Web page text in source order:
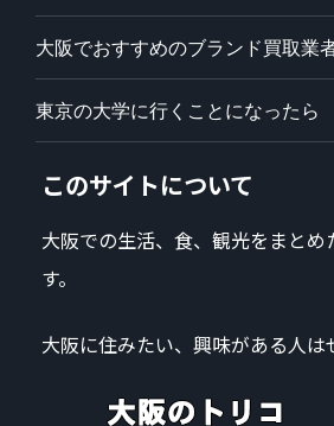
大阪でおすすめのブランド買取業
東京の大学に行くことになったら
このサイトについて
大阪での生活、食、観光をまとめ
す。
大阪に住みたい、興味がある人は